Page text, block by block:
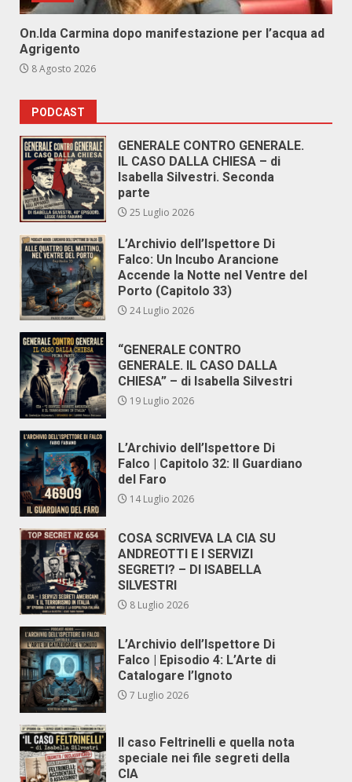
On.Ida Carmina dopo manifestazione per l’acqua ad
Agrigento
8 Agosto 2026
PODCAST
GENERALE CONTRO GENERALE.
IL CASO DALLA CHIESA – di
Isabella Silvestri. Seconda
parte
25 Luglio 2026
L’Archivio dell’Ispettore Di
Falco: Un Incubo Arancione
Accende la Notte nel Ventre del
Porto (Capitolo 33)
24 Luglio 2026
“GENERALE CONTRO
GENERALE. IL CASO DALLA
CHIESA” – di Isabella Silvestri
19 Luglio 2026
L’Archivio dell’Ispettore Di
Falco | Capitolo 32: Il Guardiano
del Faro
14 Luglio 2026
COSA SCRIVEVA LA CIA SU
ANDREOTTI E I SERVIZI
SEGRETI? – DI ISABELLA
SILVESTRI
8 Luglio 2026
L’Archivio dell’Ispettore Di
Falco | Episodio 4: L’Arte di
Catalogare l’Ignoto
7 Luglio 2026
Il caso Feltrinelli e quella nota
speciale nei file segreti della
CIA